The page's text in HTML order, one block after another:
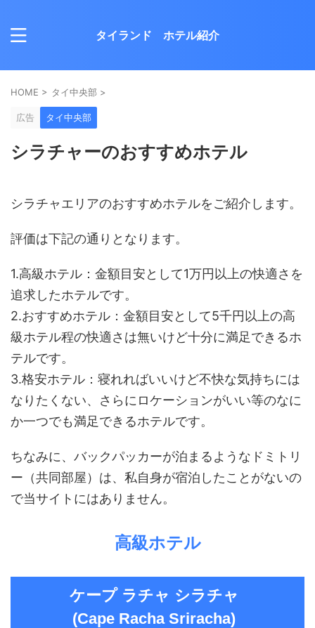
タイランド ホテル紹介
HOME > タイ中央部 >
広告 タイ中央部
シラチャーのおすすめホテル
シラチャエリアのおすすめホテルをご紹介します。
評価は下記の通りとなります。
1.高級ホテル：金額目安として1万円以上の快適さを
追求したホテルです。
2.おすすめホテル：金額目安として5千円以上の高
級ホテル程の快適さは無いけど十分に満足できるホ
テルです。
3.格安ホテル：寝れればいいけど不快な気持ちには
なりたくない、さらにロケーションがいい等のなに
か一つでも満足できるホテルです。
ちなみに、バックパッカーが泊まるようなドミトリ
ー（共同部屋）は、私自身が宿泊したことがないの
で当サイトにはありません。
高級ホテル
ケープ ラチャ シラチャ
(Cape Racha Sriracha)